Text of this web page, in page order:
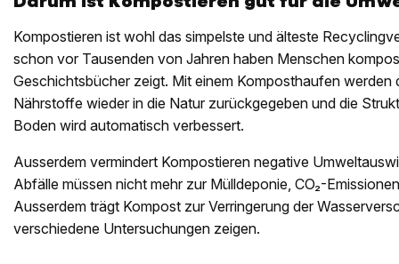
Kompostieren ist wohl das simpelste und älteste
schon vor Tausenden von Jahren haben Menschen
Geschichtsbücher zeigt. Mit einem Komposthaufen werden
Nährstoffe wieder in die Natur zurückgegeben und die
Boden wird automatisch verbessert.
Ausserdem vermindert Kompostieren negative
Abfälle müssen nicht mehr zur Mülldeponie, CO₂-
Ausserdem trägt Kompost zur Verringerung der
verschiedene Untersuchungen zeigen.